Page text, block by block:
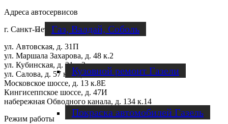
Газ, Валдай, Соболь
Кузовной ремонт Газели
Покраска автомобилей Газель
Адреса автосервисов
г. Санкт-Петербург
ул. Автовская, д. 31П
ул. Маршала Захарова, д. 48 к.2
ул. Кубинская, д. 21 к.2
ул. Салова, д. 57 к.1Щ
Московское шоссе, д. 13 к.8Е
Кингисеппское шоссе, д. 47И
набережная Обводного канала, д. 134 к.14
Режим работы